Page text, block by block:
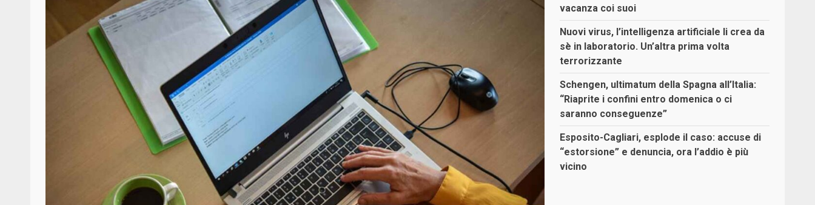
vacanza coi suoi
Nuovi virus, l’intelligenza artificiale li crea da
sè in laboratorio. Un’altra prima volta
terrorizzante
Schengen, ultimatum della Spagna all’Italia:
“Riaprite i confini entro domenica o ci
saranno conseguenze”
Esposito-Cagliari, esplode il caso: accuse di
“estorsione” e denuncia, ora l’addio è più
vicino